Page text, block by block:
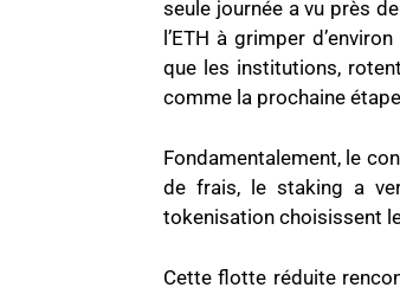
seule journée a vu près
l’ETH à grimper
que les institutions,
comme la prochaine
Fondamentalement, le
de frais, le staking a
tokenisation choisissent
Cette flotte réduite